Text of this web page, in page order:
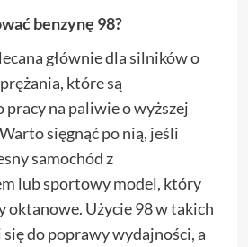
benzynę 98?
głównie dla silników o
które są
na paliwie o wyższej
sięgnąć po nią, jeśli
samochód z
lub sportowy model, który
oktanowe. Użycie 98 w takich
do poprawy wydajności, a